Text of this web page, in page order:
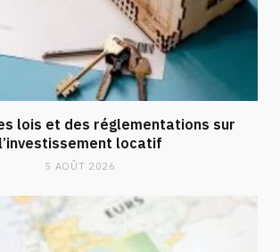
lois et des réglementations sur
l’investissement locatif
5 AOÛT 2026